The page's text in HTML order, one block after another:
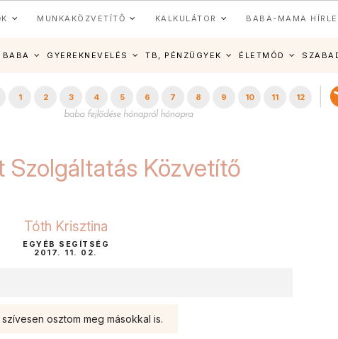
MUNKAKÖZVETÍTŐ KALKULÁTOR BABA-MAMA
BABA GYEREKNEVELÉS TB, PÉNZÜGYEK ÉLETMÓD
1 2 3 4 5 6 7 8 9 10 11 12
Szolgáltatás Közvetítő
Tóth Krisztina
EGYÉB SEGÍTSÉG
2017. 11. 02.
osztom meg másokkal is.